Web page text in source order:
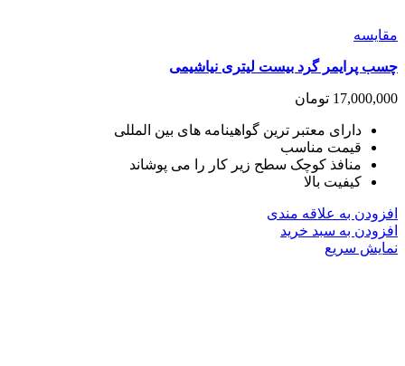
مقايسه
چسب پرایمر گرد بیست لیتری نیاشیمی
17,000,000 تومان
دارای معتبر ترین گواهینامه های بین المللی
قیمت مناسب
منافذ کوچک سطح زیر کار را می پوشاند
کیفیت بالا
افزودن به علاقه مندی
افزودن به سبد خرید
نمایش سریع